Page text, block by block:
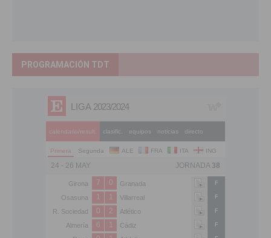
PROGRAMACIÓN TDT